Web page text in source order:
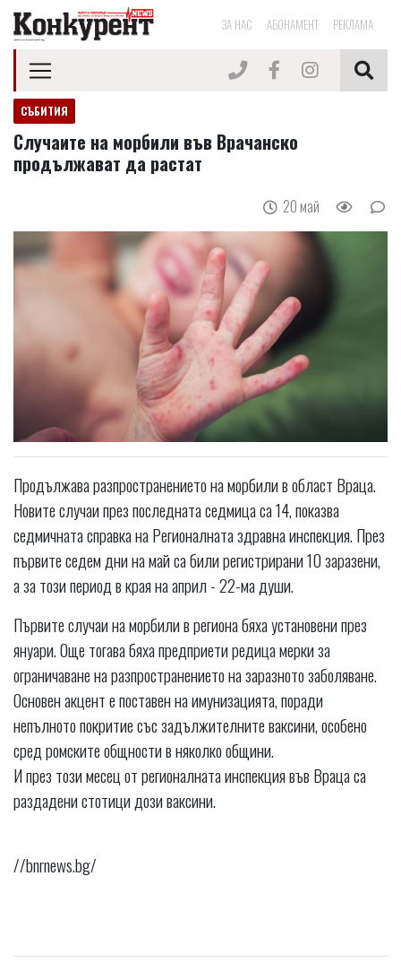
ЗА НАС АБОНАМЕНТ РЕКЛАМА
СЪБИТИЯ
Случаите на морбили във Врачанско
продължават да растат
20 май
Продължава разпространението на морбили в област Враца.
Новите случаи през последната седмица са 14, показва
седмичната справка на Регионалната здравна инспекция. През
първите седем дни на май са били регистрирани 10 заразени,
а за този период в края на април - 22-ма души.
Първите случаи на морбили в региона бяха установени през
януари. Още тогава бяха предприети редица мерки за
ограничаване на разпространението на заразното заболяване.
Основен акцент е поставен на имунизацията, поради
непълното покритие със задължителните ваксини, особено
сред ромските общности в няколко общини.
И през този месец от регионалната инспекция във Враца са
раздадени стотици дози ваксини.
//bnrnews.bg/